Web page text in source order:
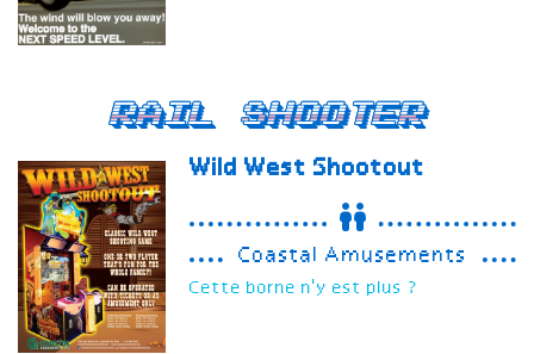
Rail Shooter
Wild West Shootout
Coastal Amusements
Cette borne n'y est plus ?